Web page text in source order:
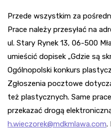
Przede wszystkim za
Prace należy przesyłać na
ul. Stary Rynek 13, 06-500
umieścić dopisek „Gdzie są
Ogólnopolski konkurs
Zgłoszenia pocztowe
też plastycznych. Same
przekazać drogą
h.wieczorek@mdkmlawa.com.